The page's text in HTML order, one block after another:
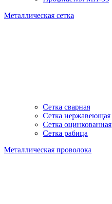
Металлическая сетка
Сетка сварная
Сетка нержавеющая
Сетка оцинкованная
Сетка рабица
Металлическая проволока